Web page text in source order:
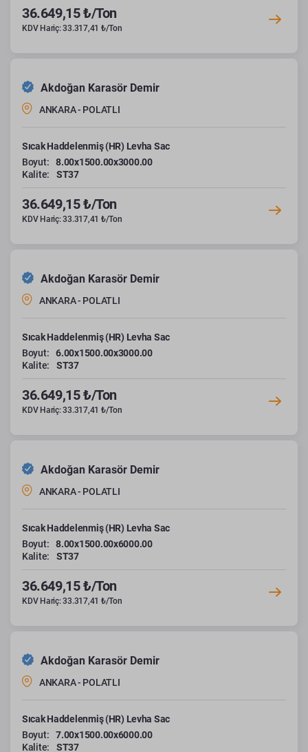
36.649,15 ₺/Ton
KDV Hariç: 33.317,41 ₺/Ton
Akdoğan Karasör Demir
ANKARA - POLATLI
Sıcak Haddelenmiş (HR) Levha Sac
Boyut:
8.00x1500.00x3000.00
Kalite:
ST37
36.649,15 ₺/Ton
KDV Hariç: 33.317,41 ₺/Ton
Akdoğan Karasör Demir
ANKARA - POLATLI
Sıcak Haddelenmiş (HR) Levha Sac
Boyut:
6.00x1500.00x3000.00
Kalite:
ST37
36.649,15 ₺/Ton
KDV Hariç: 33.317,41 ₺/Ton
Akdoğan Karasör Demir
ANKARA - POLATLI
Sıcak Haddelenmiş (HR) Levha Sac
Boyut:
8.00x1500.00x6000.00
Kalite:
ST37
36.649,15 ₺/Ton
KDV Hariç: 33.317,41 ₺/Ton
Akdoğan Karasör Demir
ANKARA - POLATLI
Sıcak Haddelenmiş (HR) Levha Sac
Boyut:
7.00x1500.00x6000.00
Kalite:
ST37